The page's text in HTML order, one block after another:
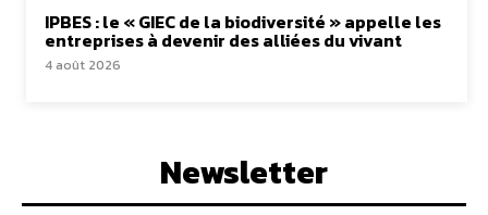
IPBES : le « GIEC de la biodiversité » appelle les
entreprises à devenir des alliées du vivant
4 août 2026
Newsletter